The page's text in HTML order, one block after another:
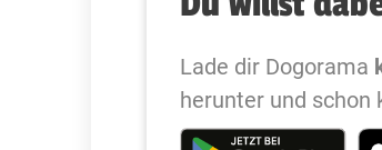
Lade dir Dogorama
herunter und schon